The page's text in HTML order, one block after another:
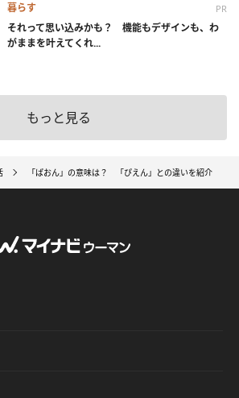
暮らす PR
それって思い込みかも？ 機能もデザインも、わ
がままを叶えてくれ...
もっと見る
「ぱおん」の意味は？ 「ぴえん」との違いを紹介